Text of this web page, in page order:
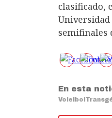
clasificado,
Universidad
semifinales
En esta
Voleibol